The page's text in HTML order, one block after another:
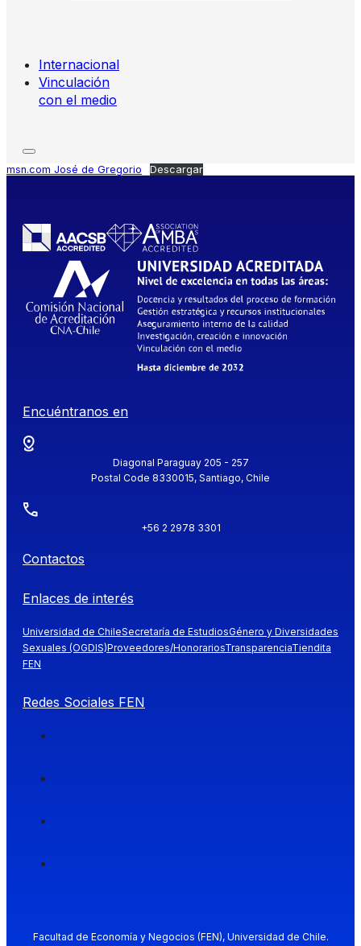
Internacional
Vinculación
con el medio
msn.com José de Gregorio Descargar
Encuéntranos en
Diagonal Paraguay 205 - 257
Postal Code 8330015, Santiago, Chile
+56 2 2978 3301
Contactos
Enlaces de interés
Universidad de ChileSecretaría de EstudiosGénero y Diversidades
Sexuales (OGDIS)Proveedores/HonorariosTransparenciaTiendita
FEN
Redes Sociales FEN
Facultad de Economía y Negocios (FEN), Universidad de Chile.